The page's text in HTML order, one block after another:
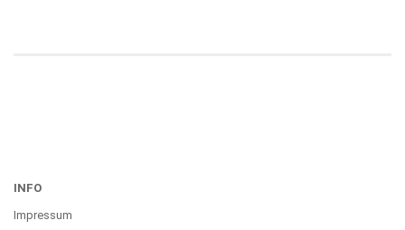
INFO
Impressum